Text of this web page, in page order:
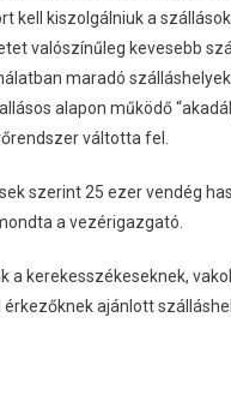
kell kiszolgálniuk a
valószínűleg kevesebb
maradó
alapon működő
váltotta fel.
szerint 25 ezer vendég
a vezérigazgató.
kerekesszékeseknek,
ajánlott